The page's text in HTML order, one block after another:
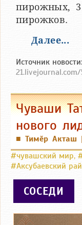
пирожных, 3
пирожков.
Далее...
Источник новости:
Чуваши
нового
■ Тимӗр Акташ |
#чувашский мир,
#Аксубаевский
СОСЕДИ